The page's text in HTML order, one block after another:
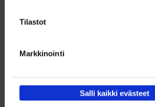
Tilastot
Markkinointi
Salli kaikki evästeet